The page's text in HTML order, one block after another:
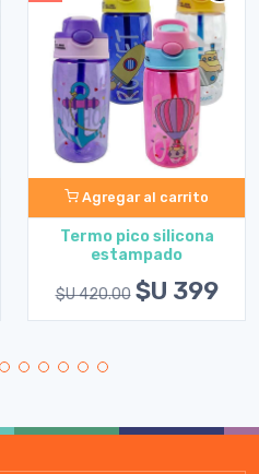
Agregar al carrito
Termo pico silicona
estampado
$U 420.00 $U 399